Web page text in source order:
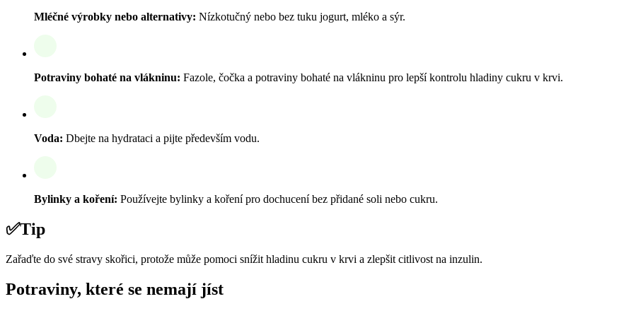
Mléčné výrobky nebo alternativy: Nízkotučný nebo bez tuku jogurt, mléko a sýr.
Potraviny bohaté na vlákninu: Fazole, čočka a potraviny bohaté na vlákninu pro lepší kontrolu hladiny cukru v krvi.
Voda: Dbejte na hydrataci a pijte především vodu.
Bylinky a koření: Používejte bylinky a koření pro dochucení bez přidané soli nebo cukru.
✅Tip
Zařaďte do své stravy skořici, protože může pomoci snížit hladinu cukru v krvi a zlepšit citlivost na inzulin.
Potraviny, které se nemají jíst